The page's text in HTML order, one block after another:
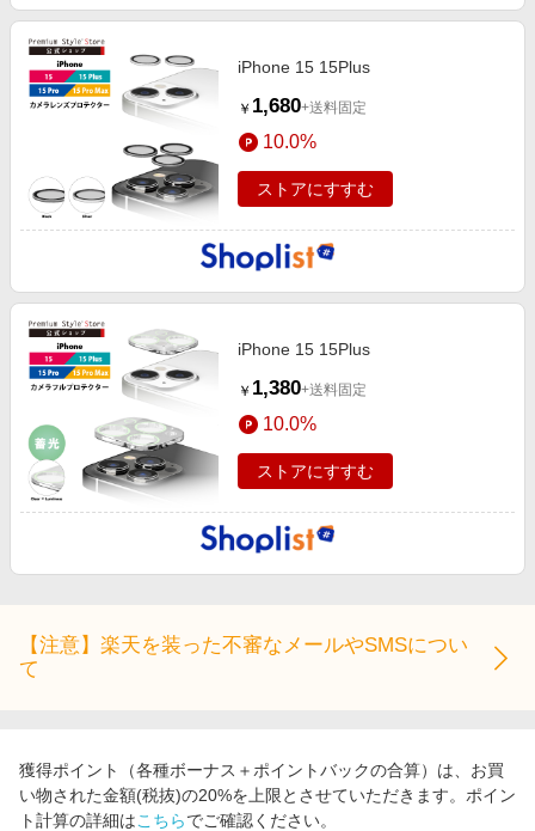
iPhone 15 15Plus
￥ 1,680+送料固定
10.0%
ストアにすすむ
iPhone 15 15Plus
￥ 1,380+送料固定
10.0%
ストアにすすむ
【注意】楽天を装った不審なメールやSMSについ
て
獲得ポイント（各種ボーナス＋ポイントバックの合算）は、お買
い物された金額(税抜)の20%を上限とさせていただきます。ポイン
ト計算の詳細はこちらでご確認ください。